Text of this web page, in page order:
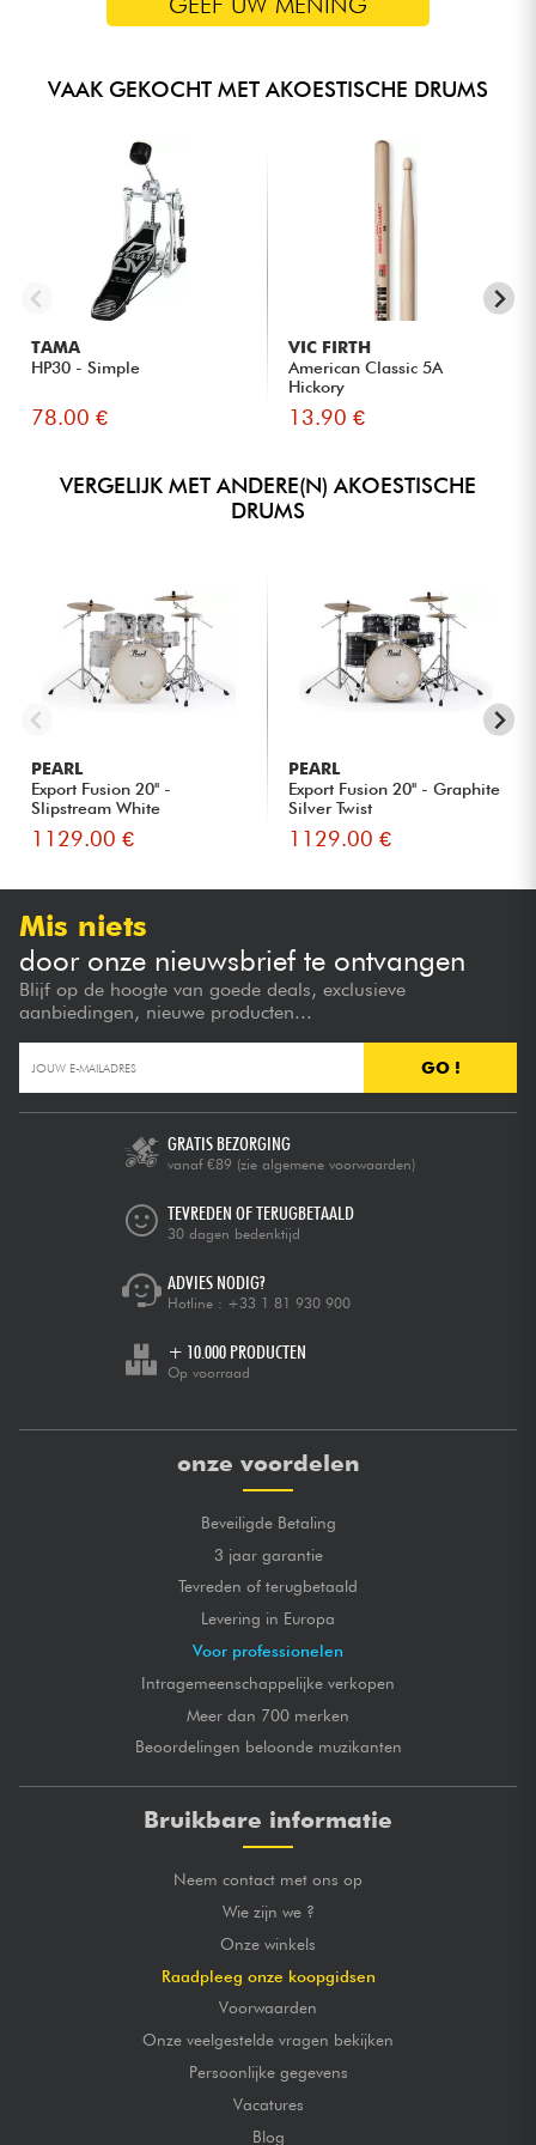
HOOGWAARDIGE BEKKENS DIRECT UIT DE DOOS
een complete geluidservaring bieden. Deze set bestaat uit:
PX 14" hi-hats
: nauwkeurig en explosief, ze mengen zich
perfect in de mix.
PX 16" Crash: vloeiende articulatie en een evenwichtige
klank met een gecontroleerde respons.
PX 20" Ride
: Biedt een beheerste resonantie en een
duidelijk gedefinieerde klank.
VAAK GEKOCHT MET AKOESTISCHE DRUMS
TAMA
HP30 - Simple
78.00 €
VIC FIRTH
American Classic 5A
Hickory
13.90 €
VERGELIJK MET ANDERE(N) AKOESTISCHE
DRUMS
PEARL
Export Fusion 20'' -
Slipstream White
1129.00 €
PEARL
Export Fusion 20'' - Graphite
Silver Twist
1129.00 €
Mis niets
door onze nieuwsbrief te ontvangen
Blijf op de hoogte van goede deals, exclusieve
aanbiedingen, nieuwe producten...
GO !
GRATIS BEZORGING
vanaf €89 (zie algemene voorwaarden)
TEVREDEN OF TERUGBETAALD
30 dagen bedenktijd
ADVIES NODIG?
Hotline : +33 1 81 930 900
+ 10.000 PRODUCTEN
Op voorraad
onze voordelen
Beveiligde Betaling
3 jaar garantie
Tevreden of terugbetaald
Levering in Europa
Voor professionelen
Intragemeenschappelijke verkopen
Meer dan 700 merken
Beoordelingen beloonde muzikanten
Bruikbare informatie
Neem contact met ons op
Wie zijn we ?
Onze winkels
Raadpleeg onze koopgidsen
Voorwaarden
Onze veelgestelde vragen bekijken
Persoonlijke gegevens
Vacatures
Blog